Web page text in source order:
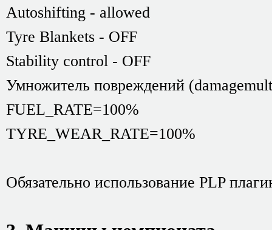
Autoshifting - allowed
Tyre Blankets - OFF
Stability control - OFF
Умножитель повреждений
FUEL_RATE=100%
TYRE_WEAR_RATE=100%
Обязательно использование PLP